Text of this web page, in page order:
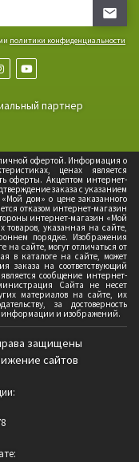
политики конфиденциальности
партнер
офертой. Информация о
ценах является
оферты. Акцептом интернет-
заказа с указанием
дом» о цене заказанного
отказом интернет-магазин
интернет-магазин «Мой
указанная на сайте,
порядке. Изображения
на сайте, могут отличаться от
в каталоге на сайте, может
заказа на соответствующий
сообщение интернет-
Сайта не несет
материалов на сайте, их
за достоверность
информации и изображений.
защищены
сайтов